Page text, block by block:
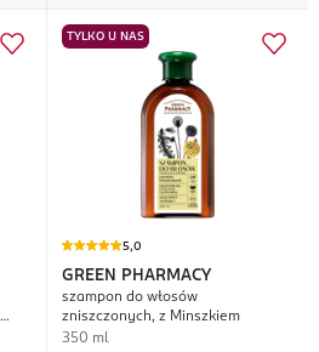
TYLKO U NAS
5,0
GREEN PHARMACY
szampon do włosów
zniszczonych, z Minszkiem
350 ml